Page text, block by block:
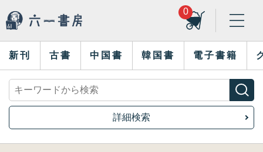
0
新刊 古書 中国書 韓国書 電子書籍
詳細検索